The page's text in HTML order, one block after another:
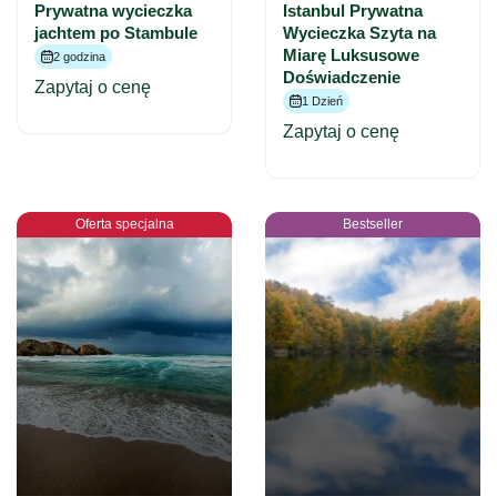
Prywatna wycieczka
jachtem po Stambule
2 godzina
Zapytaj o cenę
Istanbul Prywatna
Wycieczka Szyta na
Miarę Luksusowe
Doświadczenie
1 Dzień
Zapytaj o cenę
Oferta specjalna Bestseller